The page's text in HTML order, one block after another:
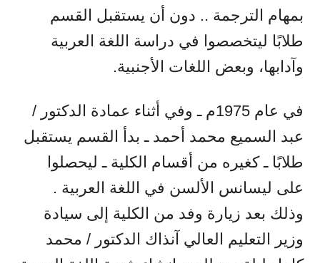
بمهام الترجمة .. دون أن يستقبل القسم
طلابًا ليتخصصوا في دراسة اللغة العربية
وآدابها، وبعض اللغات الأجنبية.
في عام 1975م ـ وفي أثناء عمادة الدكتور /
عبد السميع محمد أحمد ـ بدأ القسم يستقبل
طلابًا ـ كغيره من أقسام الكلية ـ ليحصلوا
على ليسانس الألسن في اللغة العربية .
وذلك بعد زيارة وفد من الكلية إلى سيادة
وزير التعليم العالي آنذاك الدكتور / محمد